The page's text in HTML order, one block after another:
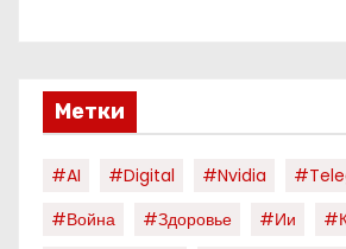
Метки
#AI #digital #nvidia
#война
#здоровье #ии